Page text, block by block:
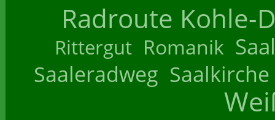
Radroute Kohle-
Rittergut Romanik
Saaleradweg Saalkirche